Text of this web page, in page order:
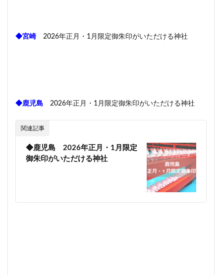
◆宮崎 2026年正月・1月限定御朱印がいただける神社
◆鹿児島 2026年正月・1月限定御朱印がいただける神社
関連記事
◆鹿児島 2026年正月・1月限定
御朱印がいただける神社